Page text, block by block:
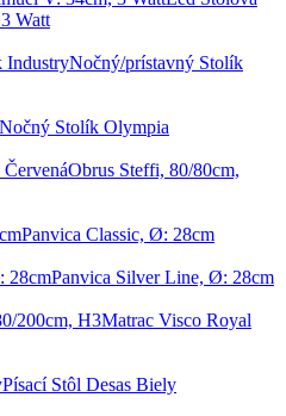
Watt
Nočný/prístavný Stolík
Nočný Stolík Olympia
Obrus Steffi, 80/80cm,
Panvica Classic, Ø: 28cm
Panvica Silver Line, Ø: 28cm
Matrac Visco Royal
Písací Stôl Desas Biely